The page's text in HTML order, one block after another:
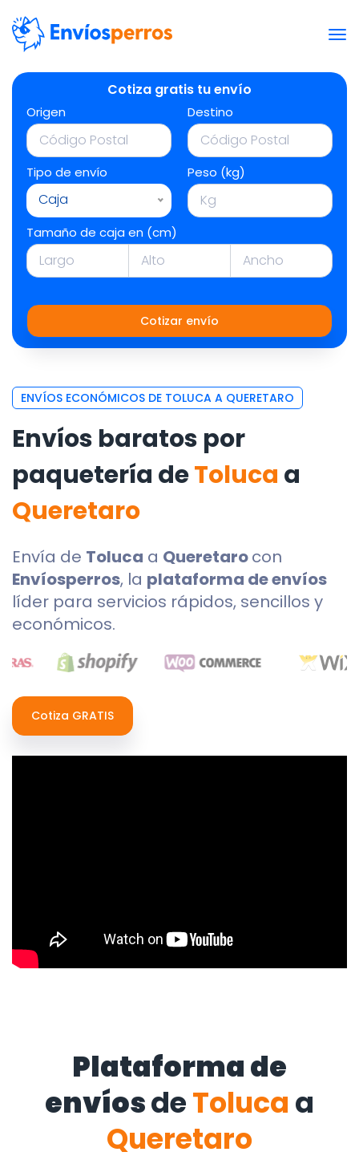
Cotiza gratis tu envío
Origen Destino
Tipo de envío
Caja
Peso (kg)
Tamaño de caja en (cm)
Cotizar envío
ENVÍOS ECONÓMICOS DE TOLUCA A QUERETARO
Envíos baratos por
paquetería deToluca a
Queretaro
Envía de Toluca a Queretarocon
Envíosperros, la plataforma de envíos
líder para servicios rápidos, sencillos y
económicos.
Cotiza GRATIS
Plataforma de
envíosdeToluca a
Queretaro